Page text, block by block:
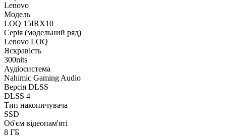
Lenovo
Модель
LOQ 15IRX10
Серія (модельний ряд)
Lenovo LOQ
Яскравість
300nits
Аудіосистема
Nahimic Gaming Audio
Версія DLSS
DLSS 4
Тип накопичувача
SSD
Об'єм відеопам'яті
8 ГБ